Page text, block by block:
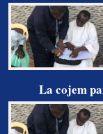
La cojem